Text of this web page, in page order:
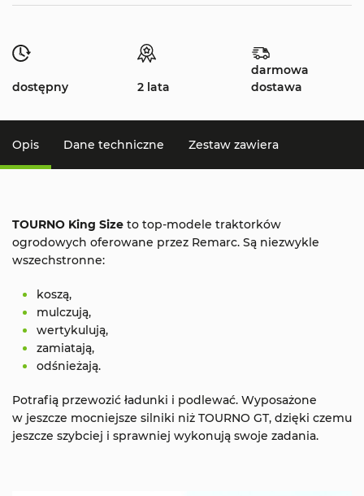
dostępny 2 lata
darmowa
dostawa
Opis Dane techniczne Zestaw zawiera
TOURNO King Size to top-modele traktorków
ogrodowych oferowane przez Remarc. Są niezwykle
wszechstronne:
koszą,
mulczują,
wertykulują,
zamiatają,
odśnieżają.
Potrafią przewozić ładunki i podlewać. Wyposażone
w jeszcze mocniejsze silniki niż TOURNO GT, dzięki czemu
jeszcze szybciej i sprawniej wykonują swoje zadania.